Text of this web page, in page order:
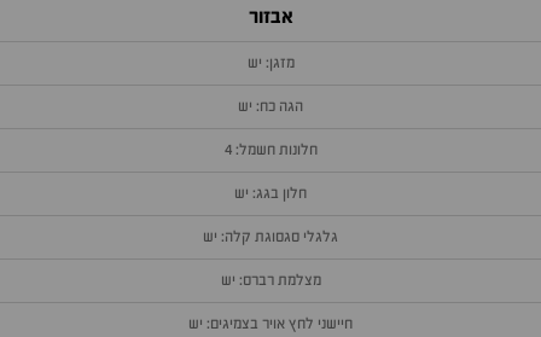
אבזור
מזגן: יש
הגה כח: יש
חלונות חשמל: 4
חלון בגג: יש
גלגלי סגסוגת קלה: יש
מצלמת רברס: יש
חיישני לחץ אויר בצמיגים: יש